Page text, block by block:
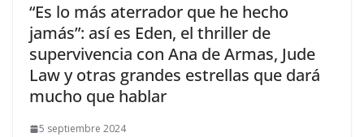
​“Es lo más aterrador que he hecho
jamás”: así es Eden, el thriller de
supervivencia con Ana de Armas, Jude
Law y otras grandes estrellas que dará
mucho que hablar
5 septiembre 2024